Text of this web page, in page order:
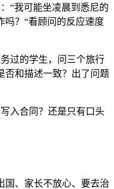
“我可能坐凌晨到悉尼的
吗？“看顾问的反应速度
过的学生，问三个旅行
否和描述一致？出了问题
入合同？还是只有口头
国、家长不放心、要去治